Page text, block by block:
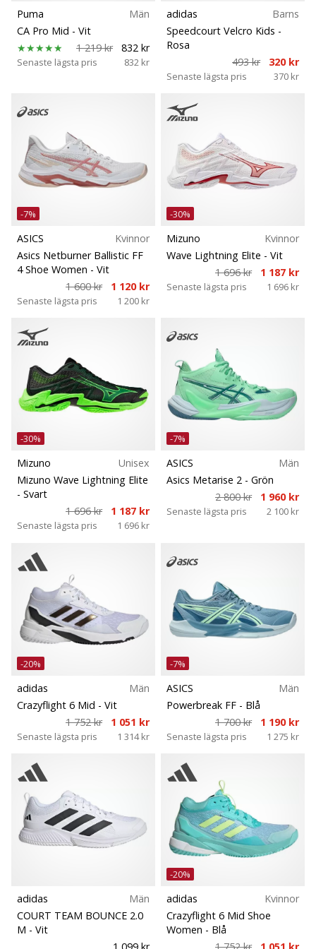
Puma
Män
CA Pro Mid - Vit
1 219 kr
832 kr
Senaste lägsta pris 832 kr
adidas
Barns
Speedcourt Velcro Kids -
Rosa
493 kr
320 kr
Senaste lägsta pris 370 kr
-7%
ASICS
Kvinnor
Asics Netburner Ballistic FF
4 Shoe Women - Vit
1 600 kr
1 120 kr
Senaste lägsta pris 1 200 kr
-30%
Mizuno
Kvinnor
Wave Lightning Elite - Vit
1 696 kr
1 187 kr
Senaste lägsta pris 1 696 kr
-30%
Mizuno
Unisex
Mizuno Wave Lightning Elite
- Svart
1 696 kr
1 187 kr
Senaste lägsta pris 1 696 kr
-7%
ASICS
Män
Asics Metarise 2 - Grön
2 800 kr
1 960 kr
Senaste lägsta pris 2 100 kr
-20%
adidas
Män
Crazyflight 6 Mid - Vit
1 752 kr
1 051 kr
Senaste lägsta pris 1 314 kr
-7%
ASICS
Män
Powerbreak FF - Blå
1 700 kr
1 190 kr
Senaste lägsta pris 1 275 kr
adidas
Män
COURT TEAM BOUNCE 2.0
M - Vit
-20%
adidas
Kvinnor
Crazyflight 6 Mid Shoe
Women - Blå